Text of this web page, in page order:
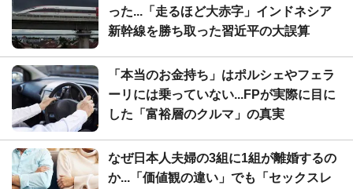
った...「走るほど大赤字」インドネシア
新幹線を勝ち取った習近平の大誤算
「本当のお金持ち」はポルシェやフェラ
ーリには乗っていない...FPが実際に目に
した「富裕層のクルマ」の真実
なぜ日本人夫婦の3組に1組が離婚するの
か...「価値観の違い」でも「セックスレ